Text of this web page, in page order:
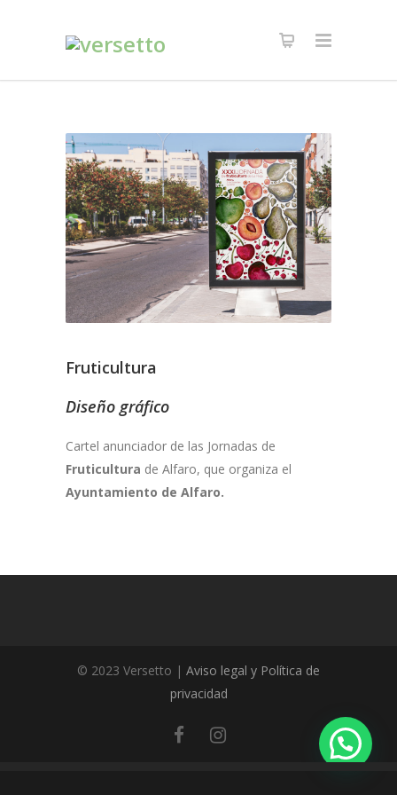
Fruticultura
Diseño gráfico
Cartel anunciador de las Jornadas de
Fruticultura de Alfaro, que organiza el
Ayuntamiento de Alfaro.
© 2023 Versetto | Aviso legal y Política de
privacidad